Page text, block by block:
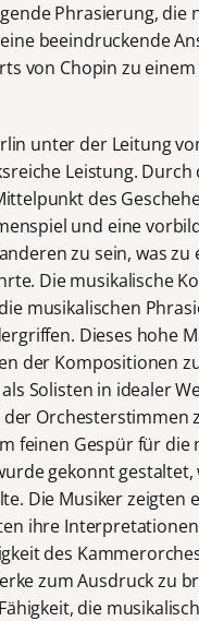
Phrasierung, die
beeindruckende
von Chopin zu
unter der Leitung
Leistung.
des
und eine
zu sein, was
Die musikalische
musikalischen
Dieses hohe
der Kompositionen
Solisten in idealer
Orchesterstimmen
feinen Gespür für die
gekonnt
Die Musiker
ihre
des
zum Ausdruck zu
die